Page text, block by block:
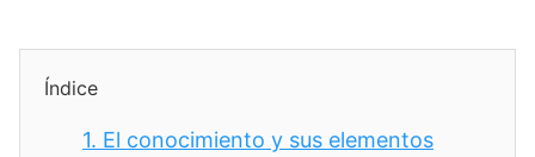
Índice
1. El conocimiento y sus elementos